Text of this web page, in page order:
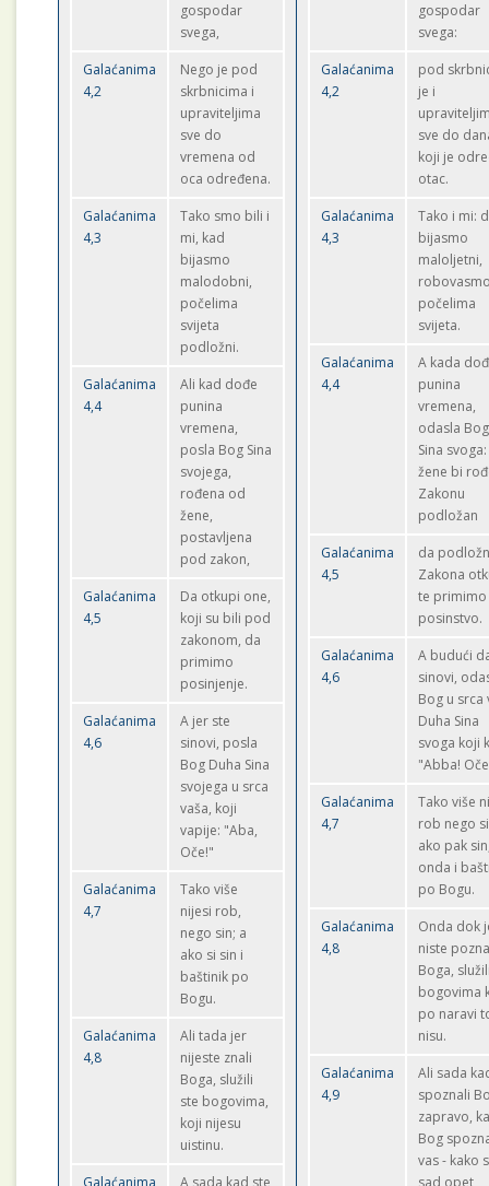
gospodar
svega,
Galaćanima
4,2
Nego je pod
skrbnicima i
upraviteljima
sve do
vremena od
oca određena.
Galaćanima
4,3
Tako smo bili i
mi, kad
bijasmo
malodobni,
počelima
svijeta
podložni.
Galaćanima
4,4
Ali kad dođe
punina
vremena,
posla Bog Sina
svojega,
rođena od
žene,
postavljena
pod zakon,
Galaćanima
4,5
Da otkupi one,
koji su bili pod
zakonom, da
primimo
posinjenje.
Galaćanima
4,6
A jer ste
sinovi, posla
Bog Duha Sina
svojega u srca
vaša, koji
vapije: "Aba,
Oče!"
Galaćanima
4,7
Tako više
nijesi rob,
nego sin; a
ako si sin i
baštinik po
Bogu.
Galaćanima
4,8
Ali tada jer
nijeste znali
Boga, služili
ste bogovima,
koji nijesu
uistinu.
Galaćanima
A sada kad ste
gospodar
svega:
Galaćanima
4,2
pod
je i
sve do
koji je
otac.
Galaćanima
4,3
Tako i mi:
bijasmo
maloljetni,
počelima
svijeta.
Galaćanima
4,4
A kada
punina
vremena,
odasla Bog
Sina
žene bi
Zakonu
podložan
Galaćanima
4,5
da
Zakona
te primimo
posinstvo.
Galaćanima
4,6
A budući
sinovi,
Bog u srca
Duha Sina
svoga koji
"Abba!
Galaćanima
4,7
Tako više
rob nego
ako pak
onda i
po Bogu.
Galaćanima
4,8
Onda dok
niste
Boga,
bogovima
po naravi
nisu.
Galaćanima
4,9
Ali sada
spoznali
zapravo,
Bog
vas - kako
sad opet